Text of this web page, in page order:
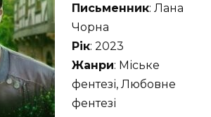
Письменник: Лана
Чорна
Рік: 2023
Жанри: Міське
фентезі, Любовне
фентезі